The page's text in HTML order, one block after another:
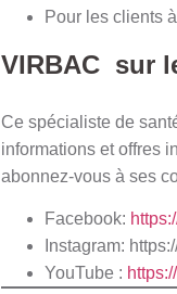
Pour les clients
VIRBAC sur
Ce spécialiste de
informations et offres
abonnez-vous à ses
Facebook:
Instagram:
YouTube :